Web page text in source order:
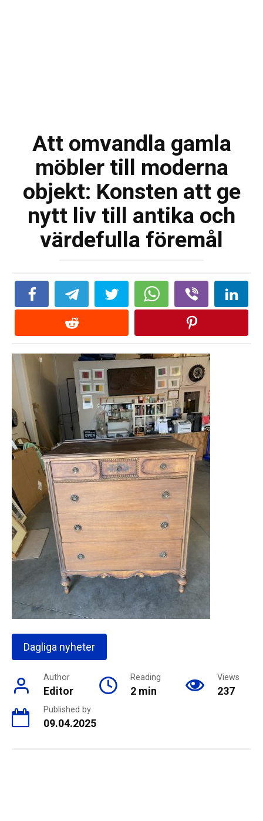
Att omvandla gamla
möbler till moderna
objekt: Konsten att ge
nytt liv till antika och
värdefulla föremål
Dagliga nyheter
Author
Editor
Reading
2 min
Views
237
Published by
09.04.2025